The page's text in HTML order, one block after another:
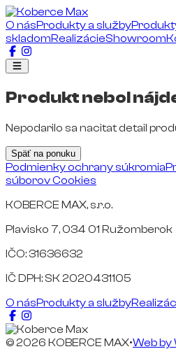
O násProdukty a služby
skladomRealizácieShowroom
Produkt nebol
Nepodarilo sa nacitat detail
Späť na ponuku
Podmienky ochrany súkromia
súborov Cookies
KOBERCE MAX, s.r.o.
Plavisko 7, 034 01 Ružomberok
IČO: 31636632
IČ DPH: SK 2020431105
O násProdukty a služby
© 2026 KOBERCE MAX•Web by